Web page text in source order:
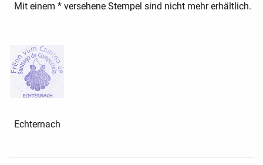
Mit einem * versehene Stempel sind nicht mehr erhältlich.
Echternach